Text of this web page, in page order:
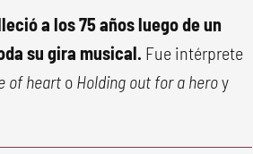
a los 75 años luego de un
su gira musical. Fue intérprete
of heart o Holding out for a heroy